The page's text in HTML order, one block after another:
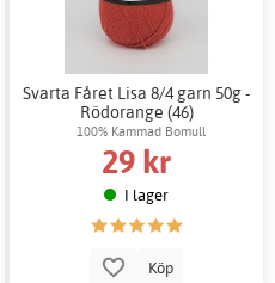
Svarta Fåret Lisa 8/4 garn 50g -
Rödorange (46)
100% Kammad Bomull
29 kr
I lager
Köp